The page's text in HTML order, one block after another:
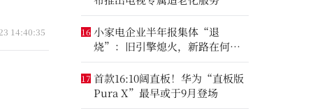
14:40:35 16 小家电企业半年报集体“退
烧”：旧引擎熄火，新路在何
方？
17 首款16:10阔直板！华为“直板版
Pura X”最早或于9月登场